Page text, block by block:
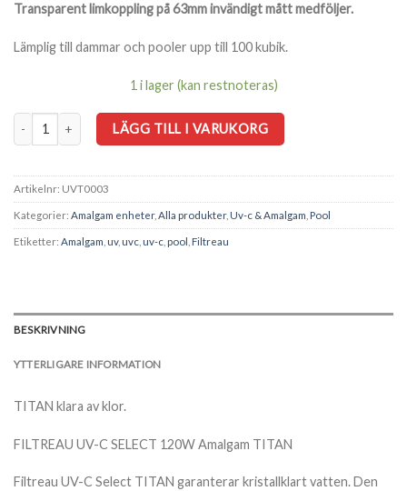
Transparent limkoppling på 63mm invändigt mått medföljer.
Lämplig till dammar och pooler upp till 100 kubik.
1 i lager (kan restnoteras)
UV-C Select 120W Amalgam TITAN mängd
LÄGG TILL I VARUKORG
Artikelnr: UVT0003
Kategorier: Amalgam enheter, Alla produkter, Uv-c & Amalgam Pool
Etiketter: Amalgam uv, uvc uv-c pool Filtreau
BESKRIVNING
YTTERLIGARE INFORMATION
TITAN klara av klor.
FILTREAU UV-C SELECT 120W Amalgam TITAN
Filtreau UV-C Select TITAN garanterar kristallklart vatten. Den